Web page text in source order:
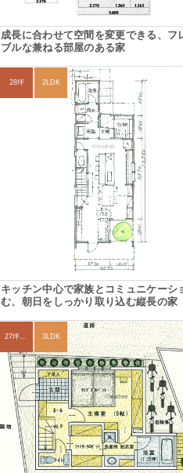
成長に合わせて空間を変更できる、フ
ブルな兼ねる部屋のある家
28坪 2LDK
キッチン中心で家族とコミュニケーシ
む、朝日をしっかり取り込む縦長の家
27坪〜30坪 3LDK